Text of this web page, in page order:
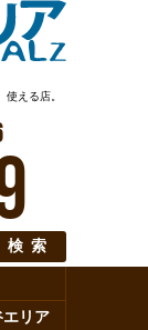
える店。
検索
リア